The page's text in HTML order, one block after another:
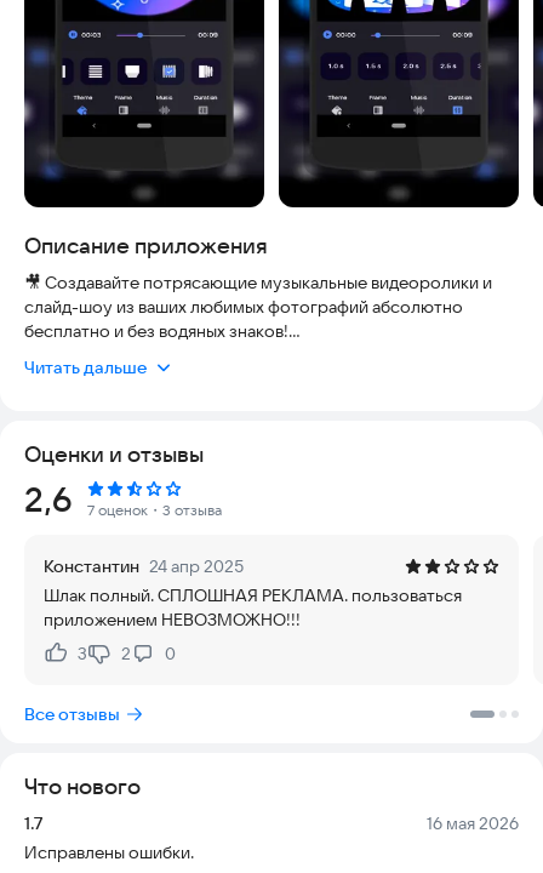
Описание приложения
🎥 Создавайте потрясающие музыкальные видеоролики и
слайд-шоу из ваших любимых фотографий абсолютно
бесплатно и без водяных знаков!
Наш удобный видеоредактор поможет вам за пару кликов
также сделать видео для социальных сетей.
Главные особенности приложения:
● Видео из фото: Просто выберите снимки из галереи,
красивый фильм.
● Музыкальное видео: Добавляйте фоновую музыку из
галереи, чтобы сделать ваши ролики живыми, динамичными и
эмоциональными.
● Эффекты и переходы: Используйте разнообразные рамки,
просмотра.
● Полноценный монтаж: Обрезайте, поворачивайте и
Читать дальше
Оценки и отзывы
Рейтинг:
2,6 7 оценок ・3 отзыва
Константин 24 апр 2025
Шлак полный. СПЛОШНАЯ РЕКЛАМА. пользоваться
приложением НЕВОЗМОЖНО!!!
Нравится:
3Не нравится:
2 0
Все отзывы
Что нового
Версия:
1.7 Дата:
16 мая 2026
Исправлены ошибки.